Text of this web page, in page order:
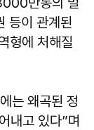
등이 관계된
형에 처해질
는 왜곡된 정
내고 있다”며